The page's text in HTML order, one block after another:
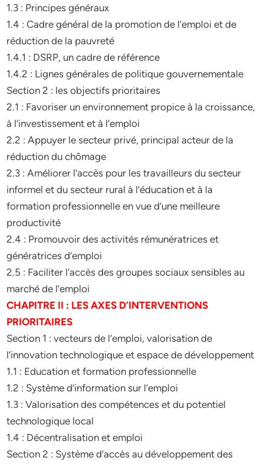
1.3 : Principes généraux
1.4 : Cadre général de la promotion de l’emploi et de
réduction de la pauvreté
1.4.1 : DSRP, un cadre de référence
1.4.2 : Lignes générales de politique gouvernementale
Section 2 : les objectifs prioritaires
2.1 : Favoriser un environnement propice à la croissance,
à l’investissement et à l’emploi
2.2 : Appuyer le secteur privé, principal acteur de la
réduction du chômage
2.3 : Améliorer l’accès pour les travailleurs du secteur
informel et du secteur rural à l’éducation et à la
formation professionnelle en vue d’une meilleure
productivité
2.4 : Promouvoir des activités rémunératrices et
génératrices d’emploi
2.5 : Faciliter l’accès des groupes sociaux sensibles au
marché de l’emploi
CHAPITRE II : LES AXES D’INTERVENTIONS
PRIORITAIRES
Section 1 : vecteurs de l’emploi, valorisation de
l’innovation technologique et espace de développement
1.1 : Education et formation professionnelle
1.2 : Système d’information sur l’emploi
1.3 : Valorisation des compétences et du potentiel
technologique local
1.4 : Décentralisation et emploi
Section 2 : Système d’accès au développement des